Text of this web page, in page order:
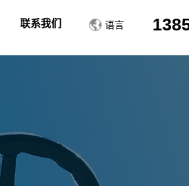
联系我们